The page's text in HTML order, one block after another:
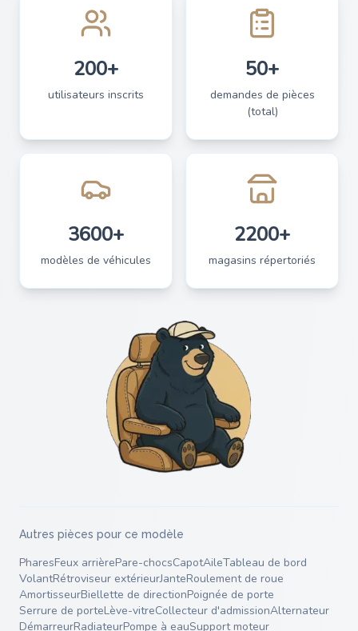
200+
utilisateurs inscrits
50+
demandes de pièces
(total)
3600+
modèles de véhicules
2200+
magasins répertoriés
Autres pièces pour ce modèle
PharesFeux arrièrePare-chocsCapotAileTableau de bord
VolantRétroviseur extérieurJanteRoulement de roue
AmortisseurBiellette de directionPoignée de porte
Serrure de porteLève-vitreCollecteur d'admissionAlternateur
DémarreurRadiateurPompe à eauSupport moteur